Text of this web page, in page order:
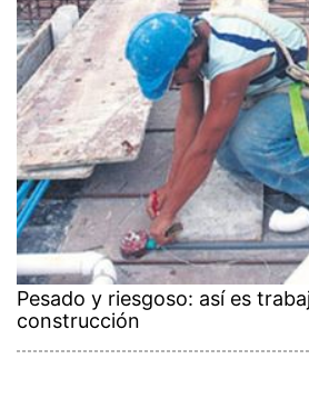
Pesado y riesgoso: así es
construcción